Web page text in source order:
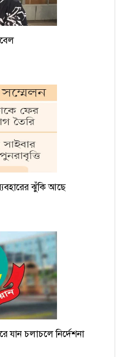
ঝুঁকি আছে
যান চলাচলে নির্দেশনা